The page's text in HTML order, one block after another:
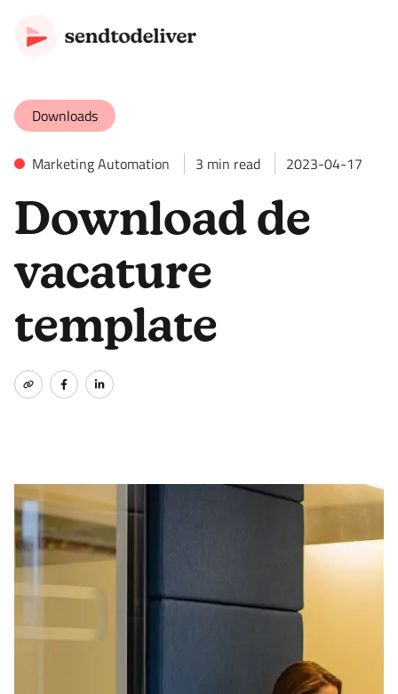
Downloads
Marketing Automation 3 min read 2023-04-17
Download de
vacature
template